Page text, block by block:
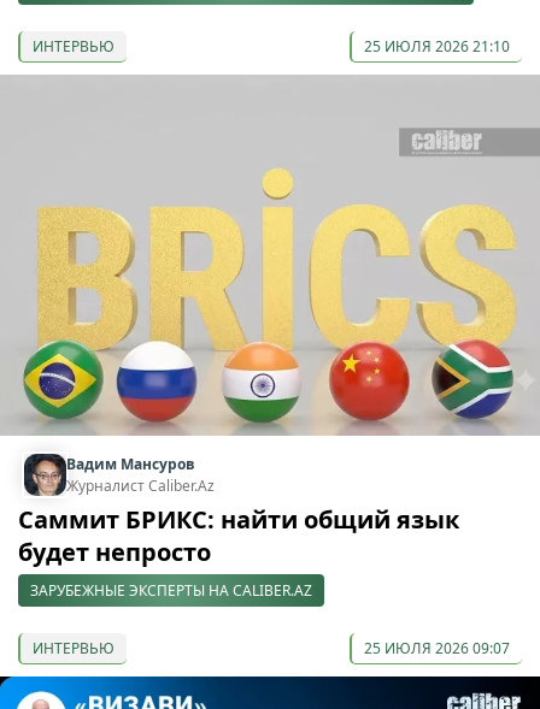
ИНТЕРВЬЮ 25 ИЮЛЯ 2026 21:10
Вадим Мансуров
Журналист Caliber.Az
Саммит БРИКС: найти общий язык
будет непросто
ЗАРУБЕЖНЫЕ ЭКСПЕРТЫ НА CALIBER.AZ
ИНТЕРВЬЮ 25 ИЮЛЯ 2026 09:07